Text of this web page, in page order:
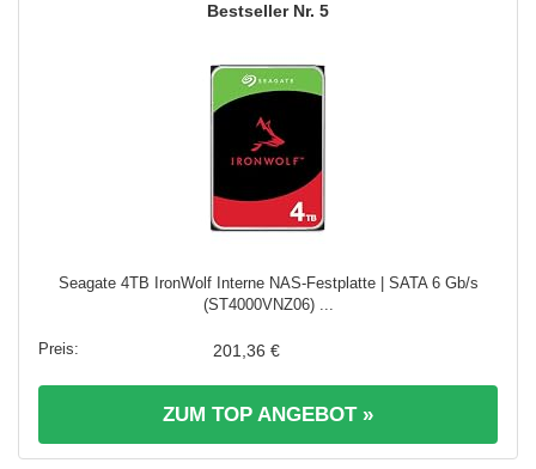
5
Seagate 4TB IronWolf Interne NAS-Festplatte | SATA 6 Gb/s
(ST4000VNZ06) ...
201,36 €
ZUM TOP ANGEBOT »